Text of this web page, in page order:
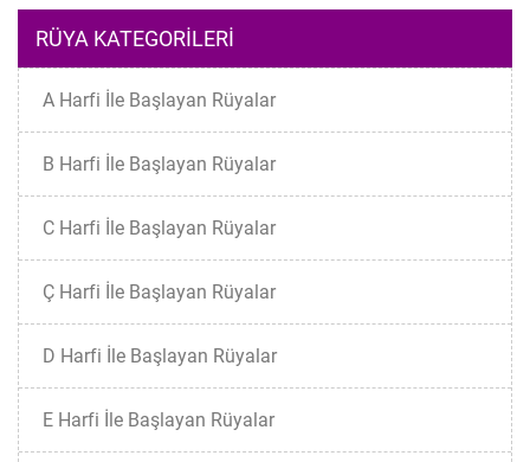
RÜYA KATEGORILERI
A Harfi İle Başlayan Rüyalar
B Harfi İle Başlayan Rüyalar
C Harfi İle Başlayan Rüyalar
Ç Harfi İle Başlayan Rüyalar
D Harfi İle Başlayan Rüyalar
E Harfi İle Başlayan Rüyalar